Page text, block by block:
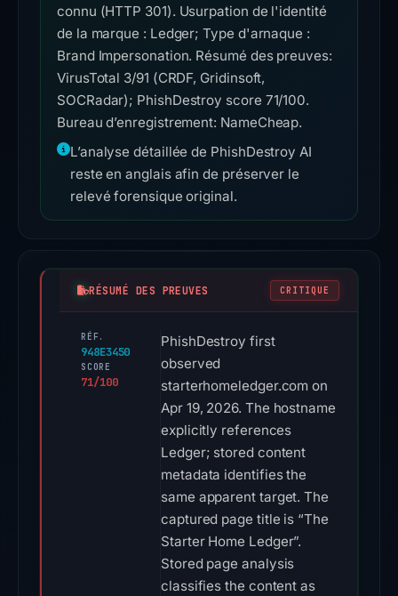
connu (HTTP 301). Usurpation de l'identité
de la marque : Ledger; Type d'arnaque :
Brand Impersonation. Résumé des preuves:
VirusTotal 3/91 (CRDF, Gridinsoft,
SOCRadar); PhishDestroy score 71/100.
Bureau d’enregistrement: NameCheap.
L’analyse détaillée de PhishDestroy AI
reste en anglais afin de préserver le
relevé forensique original.
RÉSUMÉ DES PREUVES CRITIQUE
RÉF.
948E3450
SCORE
71/100
PhishDestroy first
observed
starterhomeledger.com on
Apr 19, 2026. The hostname
explicitly references
Ledger; stored content
metadata identifies the
same apparent target. The
captured page title is “The
Starter Home Ledger”.
Stored page analysis
classifies the content as